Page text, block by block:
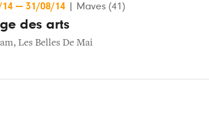
— 31/08/14 Maves (41)
des arts
, Les Belles De Mai